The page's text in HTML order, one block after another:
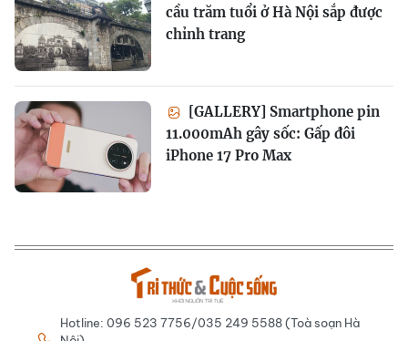
cầu trăm tuổi ở Hà Nội sắp được
chỉnh trang
[GALLERY] Smartphone pin
11.000mAh gây sốc: Gấp đôi
iPhone 17 Pro Max
Hotline: 096 523 7756/035 249 5588 (Toà soạn Hà